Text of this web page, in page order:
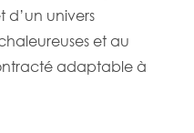
univers
et au
adaptable à